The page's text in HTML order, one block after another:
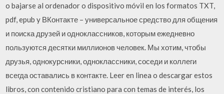
o bajarse al ordenador o dispositivo móvil en los formatos TXT,
pdf, epub y ВКонтакте – универсальное средство для общения
и поиска друзей и одноклассников, которым ежедневно
пользуются десятки миллионов человек. Мы хотим, чтобы
друзья, однокурсники, одноклассники, соседи и коллеги
всегда оставались в контакте. Leer en linea o descargar estos
libros, con contenido cristiano para con temas de interés, los